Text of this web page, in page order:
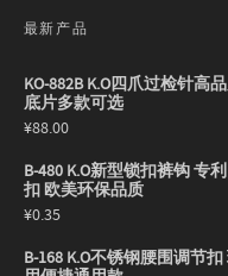
最新产品
KO-882B K.O四爪过检针高
底片多款可选
¥88.00
B-480 K.O新型锁扣裤钩 专
扣 欧美环保品质
¥0.35
B-168 K.O不锈钢腰围调节